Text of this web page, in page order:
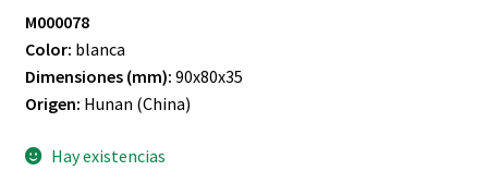
M000078
Color: blanca
Dimensiones(mm): 90x80x35
Origen: Hunan (China)
Hay existencias